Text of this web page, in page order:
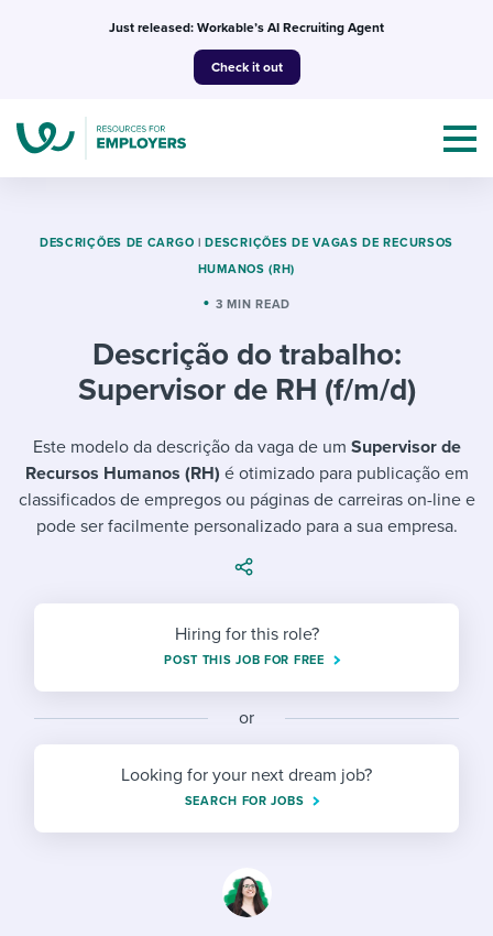
Just released: Workable’s AI Recruiting Agent
Check it out
Topics
Mobilizing AI in my work
Evaluating candidates
Working together with others
Maintaining hiring pipelines
Developing & retaining people
Ensuring compliance
Finding and attracting people
Establishing an employer brand
Candidate/employee experiences
Templates & Guides
I WANT...
Job description templates
Policy templates
Onboarding checklists
Step-by-step tutorials
Free ebooks & reports
HR terms
I’m a jobseeker
I WANT TO LEARN ABOUT...
Pay & benefits
Career development
Modern working life
Overall career resources
Attend webinars & events
Workable customer stories
Explore Workable
Request a demo
Start a free trial
DESCRIÇÕES DE CARGO | DESCRIÇÕES DE VAGAS DE RECURSOS
HUMANOS (RH)
3 MIN READ
Descrição do trabalho:
Supervisor de RH (f/m/d)
Este modelo da descrição da vaga de um Supervisor de
Recursos Humanos (RH) é otimizado para publicação em
classificados de empregos ou páginas de carreiras on-line e
pode ser facilmente personalizado para a sua empresa.
Hiring for this role?
POST THIS JOB FOR FREE
or
Looking for your next dream job?
SEARCH FOR JOBS